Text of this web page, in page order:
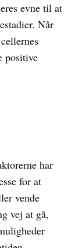
evne til at
Når
positive
har
for at
vende
vej at gå,